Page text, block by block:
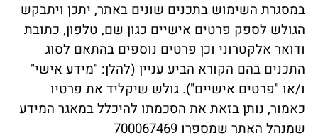
במסגרת השימוש בתכנים שונים באתר, יתכן ויתבקש
הגולש לספק פרטים אישיים כגון שם, טלפון, כתובת
ודואר אלקטרוני וכן פרטים נוספים בהתאם לסוג
התכנים בהם הקורא הביע עניין (להלן: "מידע אישי"
ו/או "פרטים אישיים"). גולש שיקליד את פרטיו
כאמור, נותן בזאת את הסכמתו להיכלל במאגר המידע
שמנהל האתר שמספרו 700067469